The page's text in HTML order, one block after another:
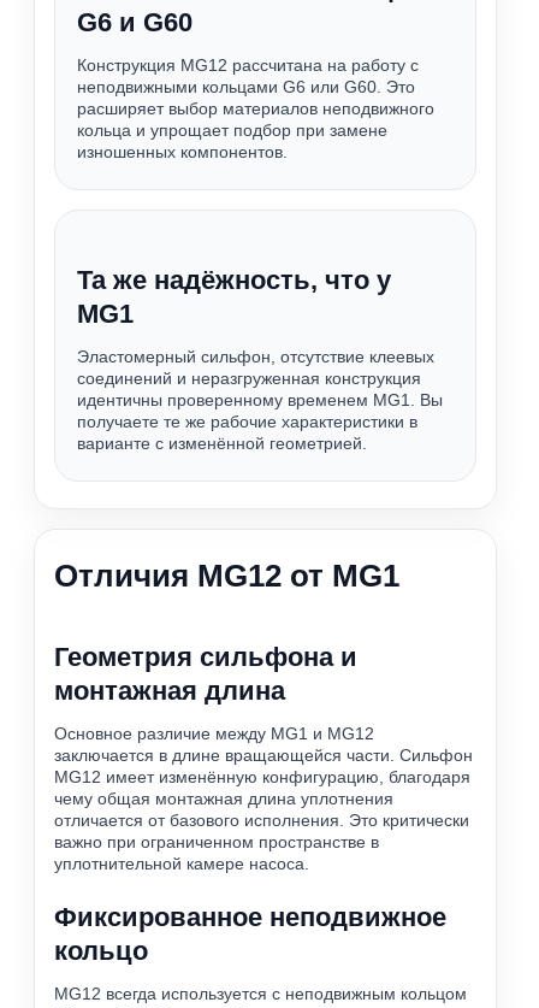
G6 и G60
Конструкция MG12 рассчитана на работу с
неподвижными кольцами G6 или G60. Это
расширяет выбор материалов неподвижного
кольца и упрощает подбор при замене
изношенных компонентов.
Та же надёжность, что у
MG1
Эластомерный сильфон, отсутствие клеевых
соединений и неразгруженная конструкция
идентичны проверенному временем MG1. Вы
получаете те же рабочие характеристики в
варианте с изменённой геометрией.
Отличия MG12 от MG1
Геометрия сильфона и
монтажная длина
Основное различие между MG1 и MG12
заключается в длине вращающейся части. Сильфон
MG12 имеет изменённую конфигурацию, благодаря
чему общая монтажная длина уплотнения
отличается от базового исполнения. Это критически
важно при ограниченном пространстве в
уплотнительной камере насоса.
Фиксированное неподвижное
кольцо
MG12 всегда используется с неподвижным кольцом